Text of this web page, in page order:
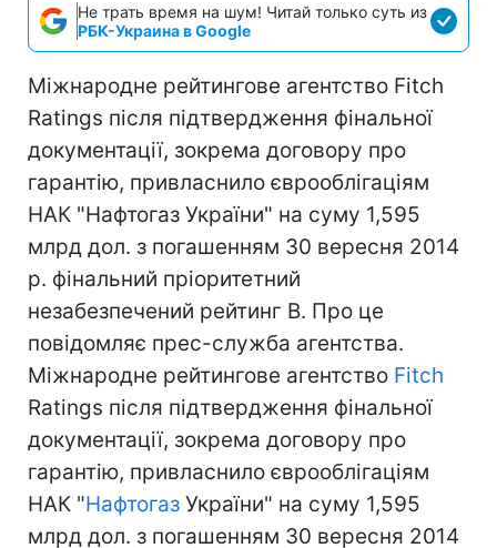
Не трать время на шум! Читай только суть из
РБК-Украина в Google
Міжнародне рейтингове агентство Fitch
Ratings після підтвердження фінальної
документації, зокрема договору про
гарантію, привласнило єврооблігаціям
НАК "Нафтогаз України" на суму 1,595
млрд дол. з погашенням 30 вересня 2014
р. фінальний пріоритетний
незабезпечений рейтинг B. Про це
повідомляє прес-служба агентства.
Міжнародне рейтингове агентство Fitch
Ratings після підтвердження фінальної
документації, зокрема договору про
гарантію, привласнило єврооблігаціям
НАК "Нафтогаз України" на суму 1,595
млрд дол. з погашенням 30 вересня 2014